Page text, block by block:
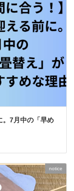
。7月中の「早め
notice